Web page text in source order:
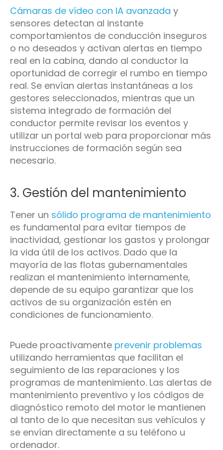
Cámaras de vídeo con IA avanzada y
sensores detectan al instante
comportamientos de conducción inseguros
o no deseados y activan alertas en tiempo
real en la cabina, dando al conductor la
oportunidad de corregir el rumbo en tiempo
real. Se envían alertas instantáneas a los
gestores seleccionados, mientras que un
sistema integrado de formación del
conductor permite revisar los eventos y
utilizar un portal web para proporcionar más
instrucciones de formación según sea
necesario.
3. Gestión del mantenimiento
Tener un sólido programa de mantenimiento
es fundamental para evitar tiempos de
inactividad, gestionar los gastos y prolongar
la vida útil de los activos. Dado que la
mayoría de las flotas gubernamentales
realizan el mantenimiento internamente,
depende de su equipo garantizar que los
activos de su organización estén en
condiciones de funcionamiento.
Puede proactivamente prevenir problemas
utilizando herramientas que facilitan el
seguimiento de las reparaciones y los
programas de mantenimiento. Las alertas de
mantenimiento preventivo y los códigos de
diagnóstico remoto del motor le mantienen
al tanto de lo que necesitan sus vehículos y
se envían directamente a su teléfono u
ordenador.